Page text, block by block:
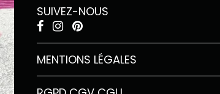
SUIVEZ-NOUS
MENTIONS LÉGALES